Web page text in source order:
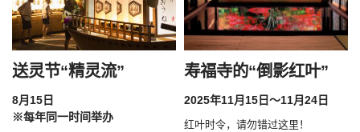
送灵节“精灵流”
8月15日
※每年同一时间举办
寿福寺的“倒影红叶”
2025年11月15日～11月24日
红叶时令，请勿错过这里！